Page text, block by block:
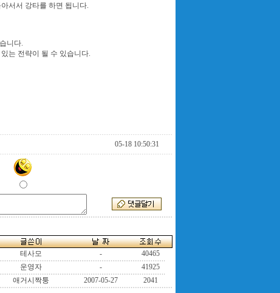
서서 강타를 하면 됩니다.
니다.
는 전략이 될 수 있습니다.
05-18 10:50:31
테사모 -
40465
운영자 -
41925
애거시짝퉁 2007-05-27 2041